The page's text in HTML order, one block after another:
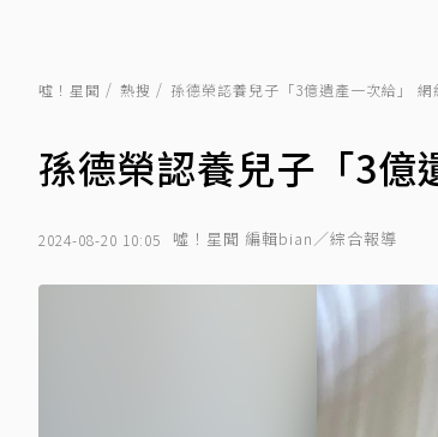
噓！星聞 熱搜 孫德榮認養兒子「3億遺產一次給」
孫德榮認養兒子「3億
2024-08-20 10:05 噓！星聞 編輯bian／綜合報導